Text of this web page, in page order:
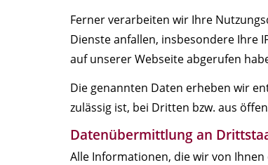
Ferner verarbeiten wir Ihre
Dienste anfallen, insbesondere Ihre
auf unserer Webseite abgerufen
Die genannten Daten erheben wir
zulässig ist, bei Dritten bzw. aus
Datenübermittlung an
Alle Informationen, die wir von